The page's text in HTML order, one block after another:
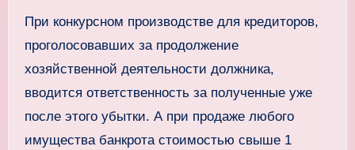
При конкурсном производстве для кредиторов,
проголосовавших за продолжение
хозяйственной деятельности должника,
вводится ответственность за полученные уже
после этого убытки. А при продаже любого
имущества банкрота стоимостью свыше 1